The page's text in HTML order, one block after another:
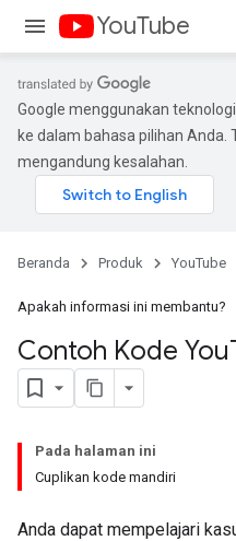
YouTube
Google menggunakan
ke dalam bahasa pilihan Anda.
mengandung kesalahan.
Beranda Produk YouTube
Apakah informasi ini membantu?
Contoh Kode You
Pada halaman ini
Cuplikan kode mandiri
Anda dapat mempelajari